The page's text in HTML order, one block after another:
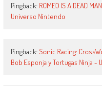
Pingback: ROMEO IS A DEAD
Universo Nintendo
Pingback: Sonic Racing:
Bob Esponja y Tortugas Ninja -